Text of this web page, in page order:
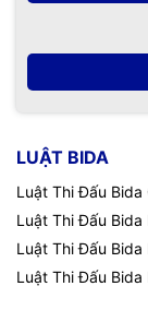
LUẬT BIDA
Luật Thi Đấu Bida
Luật Thi Đấu Bida
Luật Thi Đấu Bida
Luật Thi Đấu Bida